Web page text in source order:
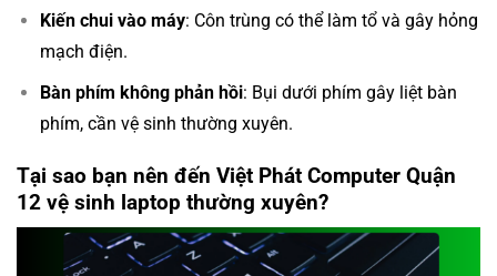
Kiến chui vào máy: Côn trùng có thể làm tổ và gây hỏng
mạch điện.
Bàn phím không phản hồi: Bụi dưới phím gây liệt bàn
phím, cần vệ sinh thường xuyên.
Tại sao bạn nên đến Việt Phát Computer Quận
12 vệ sinh laptop thường xuyên?